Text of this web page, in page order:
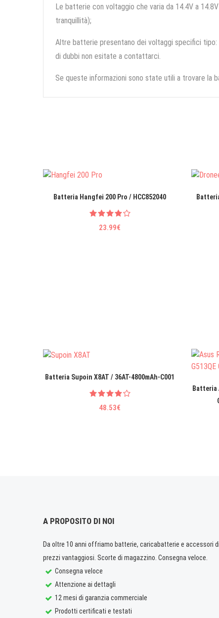
Le batterie con voltaggio che varia da 14.4V a
tranquillità);
Altre batterie presentano dei voltaggi specifici tipo:
di dubbi non esitate a contattarci.
Se queste informazioni sono state utili a trovare la
Batteria Hangfei 200 Pro / HCC852040
23.99€
Batteria Supoin X8AT / 36AT-4800mAh-C001
48.53€
Batteria
A PROPOSITO DI NOI
Da oltre 10 anni offriamo batterie, caricabatterie e accessori
prezzi vantaggiosi. Scorte di magazzino. Consegna veloce.
Consegna veloce
Attenzione ai dettagli
12 mesi di garanzia commerciale
Prodotti certificati e testati